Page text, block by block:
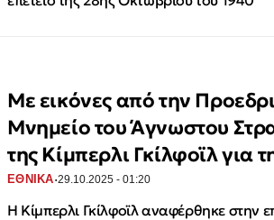
Με εικόνες από την
Μνημείο του Άγνωστου
της Κίμπερλι Γκίλφοϊλ για
ΕΘΝΙΚΑ·29.10.2025 - 01:20
Η Κίμπερλι Γκίλφοϊλ αναφέρθηκε στην